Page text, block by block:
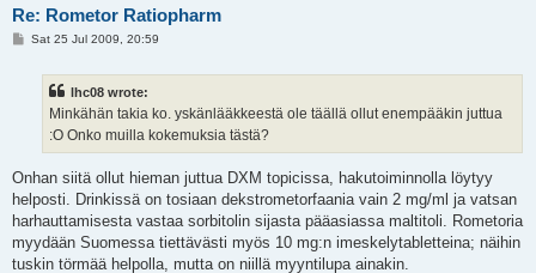
Re: Rometor Ratiopharm
PSat 25 Jul 2009, 20:59
lhc08 wrote:
Minkähän takia ko. yskänlääkkeestä ole täällä ollut enempääkin juttua
:O Onko muilla kokemuksia tästä?
Onhan siitä ollut hieman juttua DXM topicissa, hakutoiminnolla löytyy
helposti. Drinkissä on tosiaan dekstrometorfaania vain 2 mg/ml ja vatsan
harhauttamisesta vastaa sorbitolin sijasta pääasiassa maltitoli. Rometoria
myydään Suomessa tiettävästi myös 10 mg:n imeskelytabletteina; näihin
tuskin törmää helpolla, mutta on niillä myyntilupa ainakin.